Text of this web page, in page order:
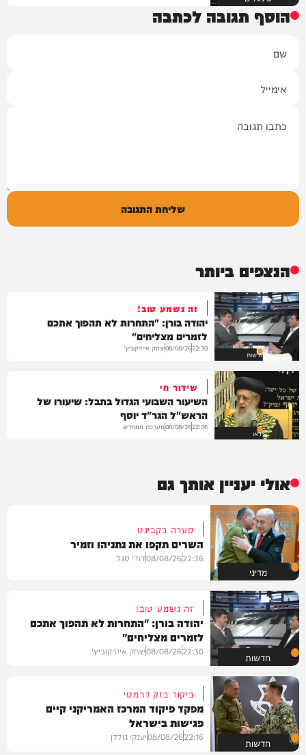
הוסף תגובה לכתבה
שליחת התגובה
הנצפים ביותר
חדשות
זה נשמע טוב!
יהודה בורן: "התחרות לא תהפוך אתכם
לזמרים מצליחים"
22:30
08/08/26יצחק אייזיקוביץ'
וידאו
שידור חי
השיעור השבועי הגדול בתבל: שיעורו של
הראש"ל הגר"ד יוסף
22:06
08/08/26מערכת המחדש
אולי יעניין אותך גם
מדיני
סערה בקבינט
השרים תקפו את נתניהו וזמיר
22:36
08/08/26דודי סגל
חדשות
זה נשמע טוב!
יהודה בורן: "התחרות לא תהפוך אתכם
לזמרים מצליחים"
22:30
08/08/26יצחק אייזיקוביץ'
חדשות
ביקור בזק דרמטי
מפקד פיקוד המרכז האמריקני קיים
פגישות בישראל
22:16
08/08/26יענקי גולדן